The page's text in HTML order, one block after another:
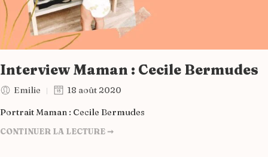
Interview Maman : Cecile Bermudes
Emilie 18 août 2020
Portrait Maman : Cecile Bermudes
CONTINUER LA LECTURE ➞